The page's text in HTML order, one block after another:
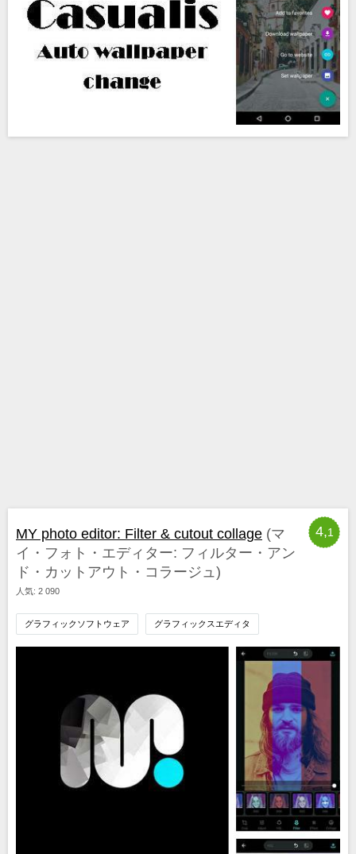
4,1
MY photo editor: Filter & cutout collage (マ
イ・フォト・エディター: フィルター・アン
ド・カットアウト・コラージュ)
人気: 2 090
グラフィックソフトウェア グラフィックスエディタ